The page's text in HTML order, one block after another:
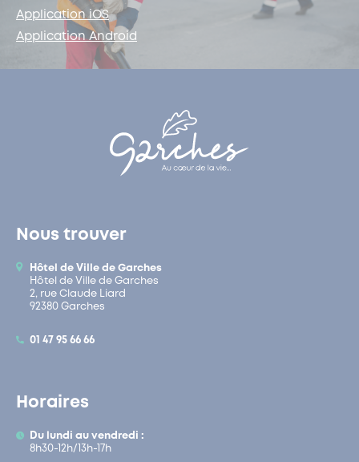
Application iOS
Application Android
Nous trouver
Hôtel de Ville de Garches
Hôtel de Ville de Garches
2, rue Claude Liard
92380 Garches
01 47 95 66 66
Horaires
Du lundi au vendredi :
8h30-12h/13h-17h